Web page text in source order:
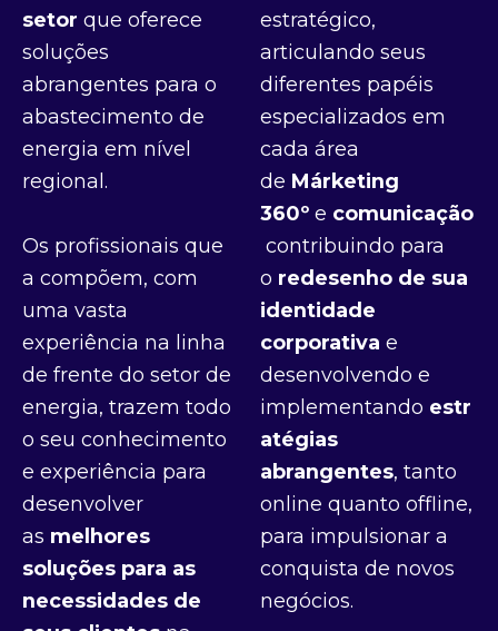
setor que oferece
soluções
abrangentes para o
abastecimento de
energia em nível
regional.
Os profissionais que
a compõem, com
uma vasta
experiência na linha
de frente do setor de
energia, trazem todo
o seu conhecimento
e experiência para
desenvolver
as melhores
soluções para as
necessidades de
estratégico,
articulando seus
diferentes papéis
especializados em
cada área
de Márketing
360º e comunicação
contribuindo para
o redesenho de sua
identidade
corporativa e
desenvolvendo e
implementando estr
atégias
abrangentes, tanto
online quanto offline,
para impulsionar a
conquista de novos
negócios.